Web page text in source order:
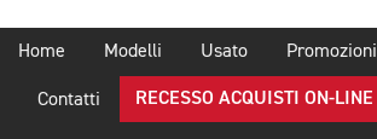
Home Modelli Usato Promozioni
Contatti RECESSO ACQUISTI ON-LINE